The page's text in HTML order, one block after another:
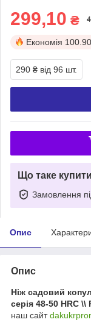
299,10 ₴
Економія
290 ₴ від 96 шт.
Що таке
Замовлення
Опис
Опис
Ніж садовий
серія 48-50 HRC \\
наш сайт